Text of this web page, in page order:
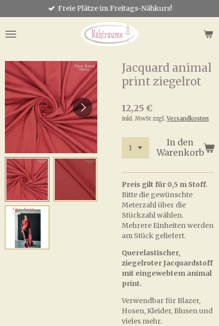
Hauptinhalt
springen
Freie Plätze im Freitags-Nähkurs!
Jacquard animal
print ziegelrot
12,25 €
inkl. MwSt zzgl.Versandkosten
In den
Warenkorb
Preis gilt für 0,5 m Stoff.
Bitte die gewünschte
Meterzahl über die
Stückzahl wählen.
Mehrere Einheiten werden
am Stück geliefert.
Querelastischer,
ziegelroter Jacquardstoff
mit eingewebtem animal
print.
Verwendbar für Blazer,
Hosen, Kleider, Blusen und
vieles mehr.